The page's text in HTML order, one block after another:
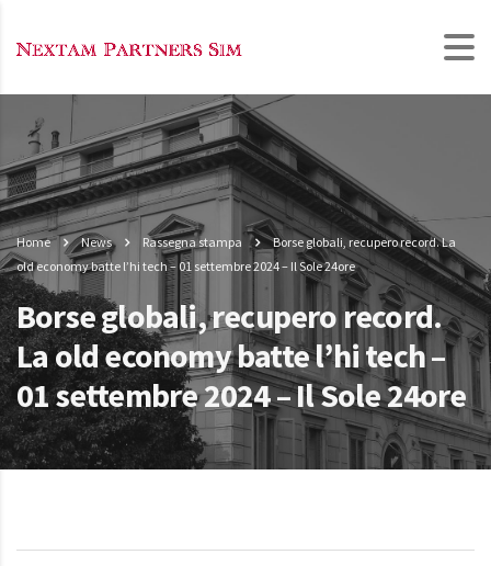
Home News Rassegna stampa
Borse globali, recupero record. La
old economy batte l’hi tech – 01 settembre 2024 – Il Sole 24ore
Borse globali, recupero record.
La old economy batte l’hi tech –
01 settembre 2024 – Il Sole 24ore